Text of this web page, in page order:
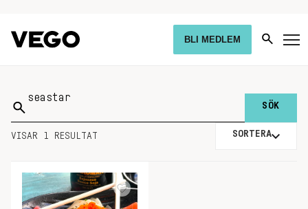
BLI MEDLEM
Sök
på:
VISAR 1 RESULTAT SORTERA